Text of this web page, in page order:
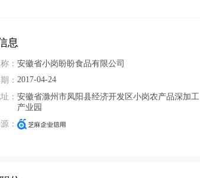
息
： 安徽省小岗盼盼食品有限公司
： 2017-04-24
： 安徽省滁州市凤阳县经济开发区小岗农产品深加工
产业园
：